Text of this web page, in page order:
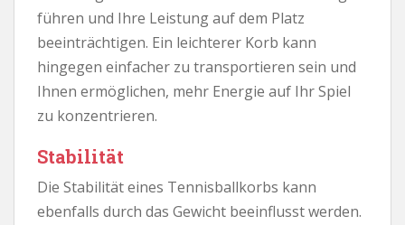
führen und Ihre Leistung auf dem Platz
beeinträchtigen. Ein leichterer Korb kann
hingegen einfacher zu transportieren sein und
Ihnen ermöglichen, mehr Energie auf Ihr Spiel
zu konzentrieren.
Stabilität
Die Stabilität eines Tennisballkorbs kann
ebenfalls durch das Gewicht beeinflusst werden.